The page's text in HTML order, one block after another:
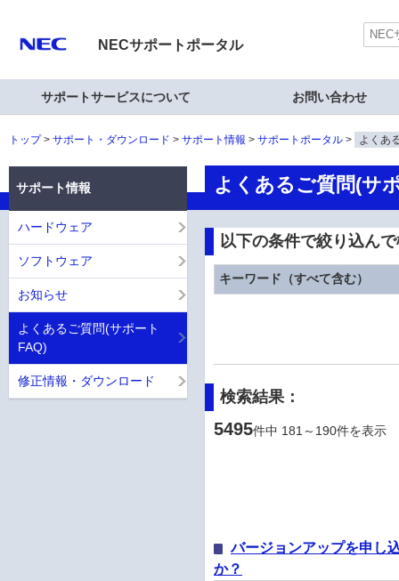
NECサポートポータル
サポートサービスについて お問い合わせ
トップ サポート・ダウンロード サポート情報 サポートポータル よくあ
よくあるご質問(サ
以下の条件で絞り込ん
キーワード（すべて含む）
検索結果：
5495件中 181～190件を表示
バージョンアップを申し
か？
サポート情報
ハードウェア
ソフトウェア
お知らせ
よくあるご質問(サポート
FAQ)
修正情報・ダウンロード